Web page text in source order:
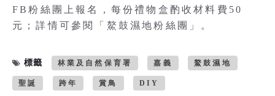
FB粉絲團上報名，每份禮物盒酌收材料費50
元；詳情可參閱「鰲鼓濕地粉絲團」。
標籤 林業及自然保育署 嘉義 鰲鼓濕地
聖誕 跨年 賞鳥 DIY